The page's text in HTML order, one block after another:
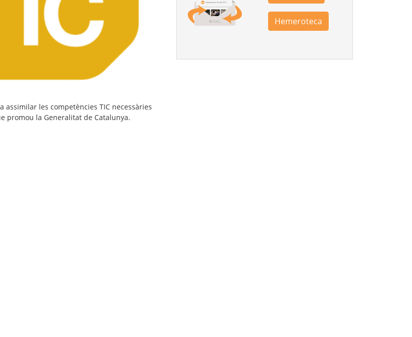
les competències TIC necessàries
promou la Generalitat de Catalunya.
Hemeroteca